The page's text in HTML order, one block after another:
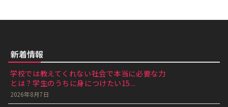
新着情報
学校では教えてくれない社会で本当に必要な力
とは？学生のうちに身につけたい15...
2026年8月7日